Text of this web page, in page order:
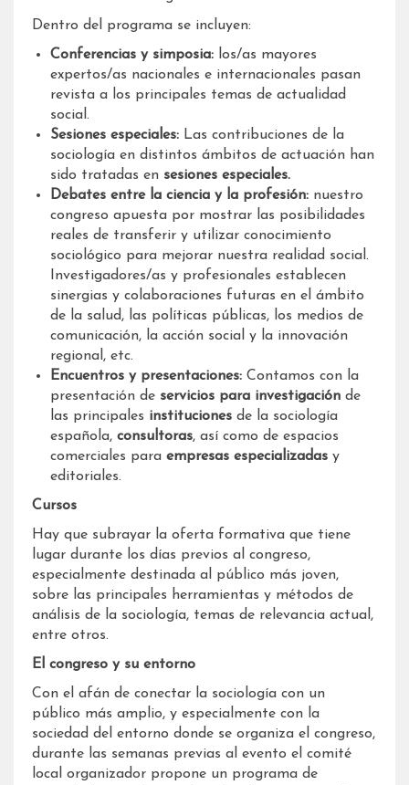
Dentro del programa se incluyen:
Conferencias y simposia: los/as mayores
expertos/as nacionales e internacionales pasan
revista a los principales temas de actualidad
social.
Sesiones especiales: Las contribuciones de la
sociología en distintos ámbitos de actuación han
sido tratadas en sesiones especiales.
Debates entre la ciencia y la profesión: nuestro
congreso apuesta por mostrar las posibilidades
reales de transferir y utilizar conocimiento
sociológico para mejorar nuestra realidad social.
Investigadores/as y profesionales establecen
sinergias y colaboraciones futuras en el ámbito
de la salud, las políticas públicas, los medios de
comunicación, la acción social y la innovación
regional, etc.
Encuentros y presentaciones: Contamos con la
presentación de servicios para investigación de
las principales instituciones de la sociología
española, consultoras, así como de espacios
comerciales para empresas especializadas y
editoriales.
Cursos
Hay que subrayar la oferta formativa que tiene
lugar durante los días previos al congreso,
especialmente destinada al público más joven,
sobre las principales herramientas y métodos de
análisis de la sociología, temas de relevancia actual,
entre otros.
El congreso y su entorno
Con el afán de conectar la sociología con un
público más amplio, y especialmente con la
sociedad del entorno donde se organiza el congreso,
durante las semanas previas al evento el comité
local organizador propone un programa de